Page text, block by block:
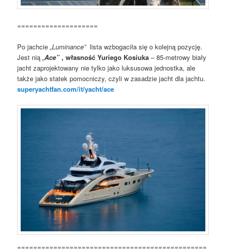
====================
Po jachcie„Luminance”lista wzbogaciła się o kolejną pozycję.
Jest nią„Ace” , własność Yuriego Kosiuka – 85-metrowy biały
jacht zaprojektowany nie tylko jako luksusowa jednostka, ale
także jako statek pomocniczy, czyli w zasadzie jacht dla jachtu.
superyachtfan.com/it/yacht/ace
===============================================